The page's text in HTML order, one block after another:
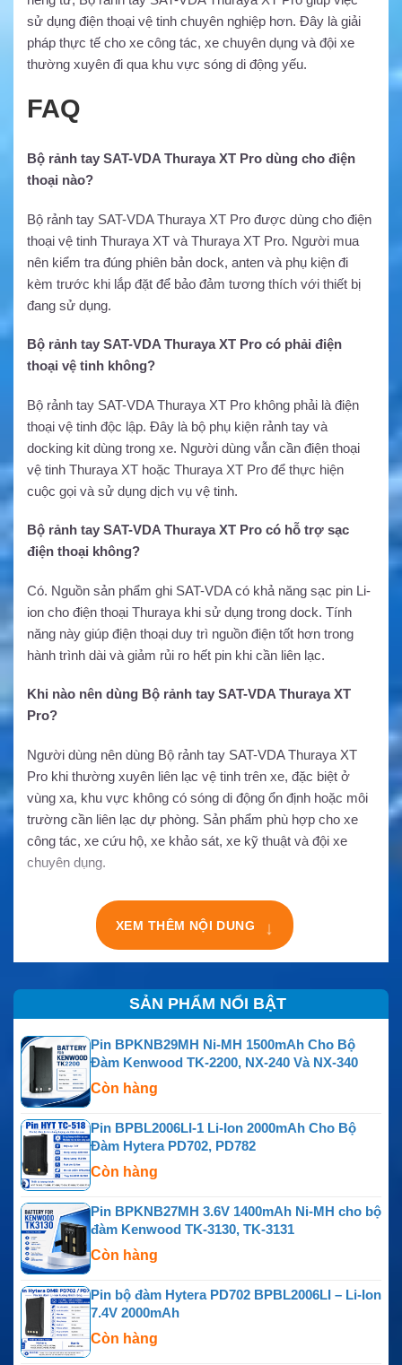
sử dụng điện thoại vệ tinh chuyên nghiệp hơn. Đây là giải
pháp thực tế cho xe công tác, xe chuyên dụng và đội xe
thường xuyên đi qua khu vực sóng di động yếu.
FAQ
Bộ rảnh tay SAT-VDA Thuraya XT Pro dùng cho điện
thoại nào?
Bộ rảnh tay SAT-VDA Thuraya XT Pro được dùng cho điện
thoại vệ tinh Thuraya XT và Thuraya XT Pro. Người mua
nên kiểm tra đúng phiên bản dock, anten và phụ kiện đi
kèm trước khi lắp đặt để bảo đảm tương thích với thiết bị
đang sử dụng.
Bộ rảnh tay SAT-VDA Thuraya XT Pro có phải điện
thoại vệ tinh không?
Bộ rảnh tay SAT-VDA Thuraya XT Pro không phải là điện
thoại vệ tinh độc lập. Đây là bộ phụ kiện rảnh tay và
docking kit dùng trong xe. Người dùng vẫn cần điện thoại
vệ tinh Thuraya XT hoặc Thuraya XT Pro để thực hiện
cuộc gọi và sử dụng dịch vụ vệ tinh.
Bộ rảnh tay SAT-VDA Thuraya XT Pro có hỗ trợ sạc
điện thoại không?
Có. Nguồn sản phẩm ghi SAT-VDA có khả năng sạc pin Li-
ion cho điện thoại Thuraya khi sử dụng trong dock. Tính
năng này giúp điện thoại duy trì nguồn điện tốt hơn trong
hành trình dài và giảm rủi ro hết pin khi cần liên lạc.
Khi nào nên dùng Bộ rảnh tay SAT-VDA Thuraya XT
Pro?
Người dùng nên dùng Bộ rảnh tay SAT-VDA Thuraya XT
Pro khi thường xuyên liên lạc vệ tinh trên xe, đặc biệt ở
vùng xa, khu vực không có sóng di động ổn định hoặc môi
trường cần liên lạc dự phòng. Sản phẩm phù hợp cho xe
công tác, xe cứu hộ, xe khảo sát, xe kỹ thuật và đội xe
chuyên dụng.
XEM THÊM NỘI DUNG ↓
SẢN PHẨM NỔI BẬT
Pin BPKNB29MH Ni-MH 1500mAh Cho Bộ
Đàm Kenwood TK-2200, NX-240 Và NX-340
Còn hàng
Pin BPBL2006LI-1 Li-Ion 2000mAh Cho Bộ
Đàm Hytera PD702, PD782
Còn hàng
Pin BPKNB27MH 3.6V 1400mAh Ni-MH cho bộ
đàm Kenwood TK-3130, TK-3131
Còn hàng
Pin bộ đàm Hytera PD702 BPBL2006LI – Li-Ion
7.4V 2000mAh
Còn hàng